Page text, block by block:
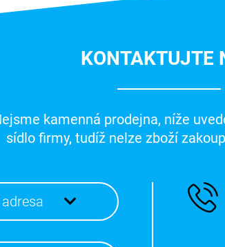
KONTAKTUJTE
kamenná prodejna, níže
sídlo firmy, tudíž nelze zboží